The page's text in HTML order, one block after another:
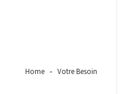
Home Votre Besoin